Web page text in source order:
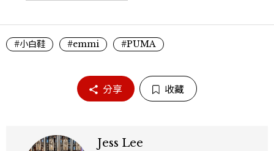
#小白鞋 #emmi #PUMA
分享 收藏
Jess Lee